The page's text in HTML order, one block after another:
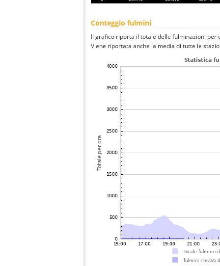
Conteggio fulmini
Il grafico riporta il totale delle fulminazioni
Viene riportata anche la media di tutte le